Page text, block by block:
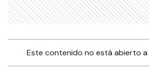
Este contenido no está abierto